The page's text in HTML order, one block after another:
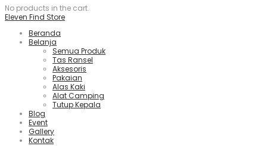
No products in the cart.
Eleven Find Store
Beranda
Belanja
Semua Produk
Tas Ransel
Aksesoris
Pakaian
Alas Kaki
Alat Camping
Tutup Kepala
Blog
Event
Gallery
Kontak